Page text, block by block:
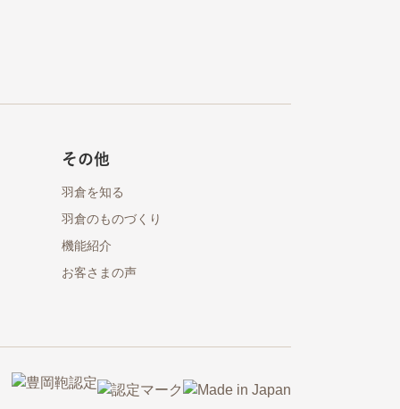
その他
羽倉を知る
羽倉のものづくり
機能紹介
お客さまの声